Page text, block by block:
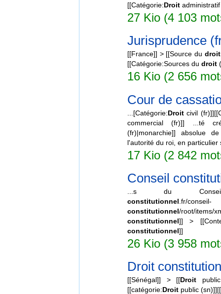
[[Catégorie:Droit
27 Kio (4 103
Jurisprudence
[[France]] > [[Source du droit
[[Catégorie:Sources dudroit
16 Kio (2 656
Cour de
...[Catégorie:Droit civil
commercial (fr)]] ...té
(fr)|monarchie]] absolue
l'autorité du roi, en particulier
17 Kio (2 842
Conseil
...s du Conseil
constitutionnel .fr/conseil-
constitutionnel/root/
constitutionnel]] >
constitutionnel]]
26 Kio (3 958
Droit
[[Sénégal]] > [[Droit
[[catégorie:Droit public